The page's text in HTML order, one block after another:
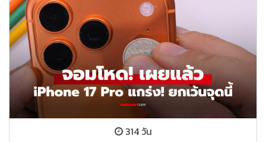
314 วัน